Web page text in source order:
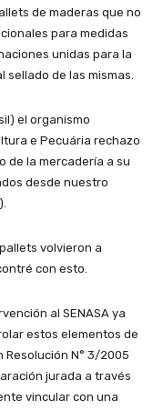
de maderas que no
para medidas
unidas para la
sellado de las mismas.
el organismo
e Pecuária rechazo
de la mercadería a su
desde nuestro
volvieron a
con esto.
al SENASA ya
estos elementos de
N° 3/2005
jurada a través
vincular con una